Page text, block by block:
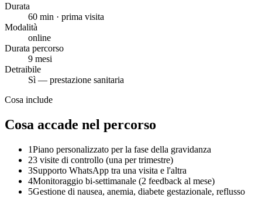
Durata
60 min · prima visita
Modalità
online
Durata percorso
9 mesi
Detraibile
Sì — prestazione sanitaria
Cosa include
Cosa accade nel percorso
1Piano personalizzato per la fase della gravidanza
23 visite di controllo (una per trimestre)
3Supporto WhatsApp tra una visita e l'altra
4Monitoraggio bi-settimanale (2 feedback al mese)
5Gestione di nausea, anemia, diabete gestazionale, reflusso